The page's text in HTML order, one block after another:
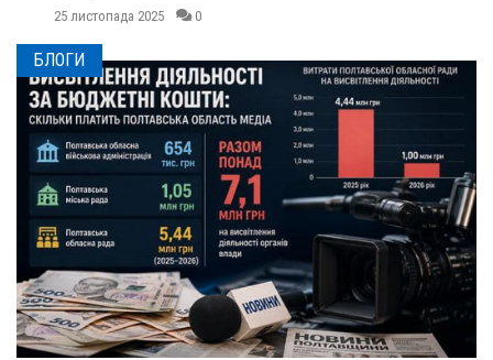
25 листопада 2025 0
БЛОГИ